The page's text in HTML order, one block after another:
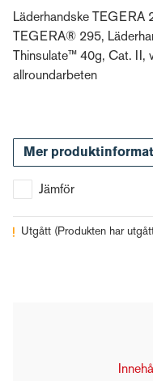
Läderhandske TEGERA
TEGERA® 295,
Thinsulate™ 40g, Cat. II,
allroundarbeten
Mer
Jämför
Utgått (Produkten har